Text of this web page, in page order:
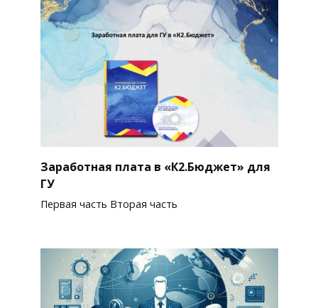
Заработная плата в «К2.Бюджет» для
ГУ
Первая часть Вторая часть